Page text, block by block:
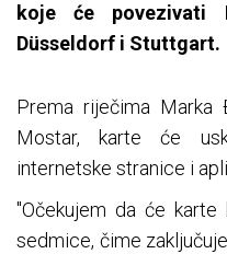
koje će povezivati
Düsseldorf i Stuttgart.
Prema riječima Marka
Mostar, karte će
internetske stranice i
"Očekujem da će
sedmice, čime